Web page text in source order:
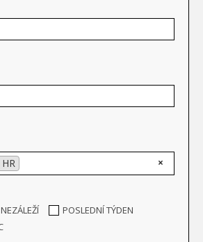
×
NEZÁLEŽÍ
POSLEDNÍ TÝDEN